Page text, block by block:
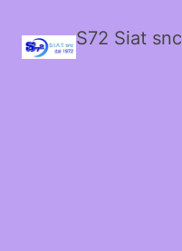
S72 Siat snc